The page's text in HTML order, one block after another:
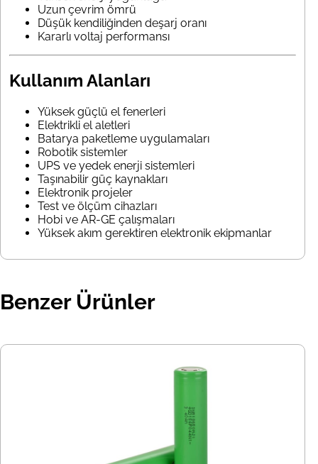
Uzun çevrim ömrü
Düşük kendiliğinden deşarj oranı
Kararlı voltaj performansı
Kullanım Alanları
Yüksek güçlü el fenerleri
Elektrikli el aletleri
Batarya paketleme uygulamaları
Robotik sistemler
UPS ve yedek enerji sistemleri
Taşınabilir güç kaynakları
Elektronik projeler
Test ve ölçüm cihazları
Hobi ve AR-GE çalışmaları
Yüksek akım gerektiren elektronik ekipmanlar
Benzer Ürünler